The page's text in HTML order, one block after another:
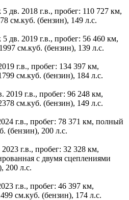
дв. 2018 г.в., пробег: 110 727 км,
см.куб. (бензин), 149 л.с.
дв. 2019 г.в., пробег: 56 460 км,
см.куб. (бензин), 139 л.с.
г.в., пробег: 134 397 км,
см.куб. (бензин), 184 л.с.
г.в., пробег: 96 248 км,
см.куб. (бензин), 149 л.с.
г.в., пробег: 78 371 км, полный
(бензин), 200 л.с.
г.в., пробег: 32 328 км,
с двумя сцеплениями
200 л.с.
г.в., пробег: 46 397 км,
см.куб. (бензин), 174 л.с.